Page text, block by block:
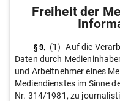
Freiheit der
§ 9. (1) Auf die
Daten durch
und Arbeitnehmer eines
Mediendienstes im Sinne
Nr. 314/1981, zu